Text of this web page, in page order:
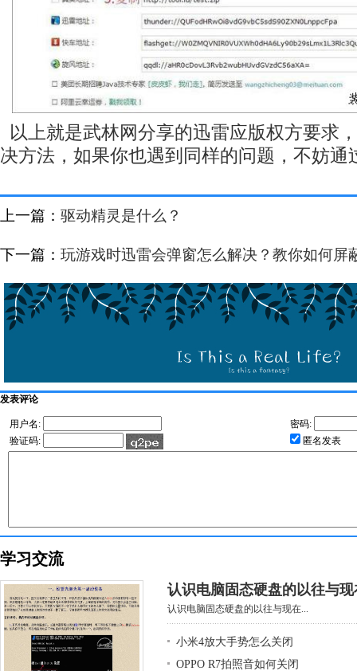
以上就是武林网分享的迅雷应版权方要求
决方法，如果你也遇到同样的问题，不妨通
上一篇： 驱动精灵是什么？
下一篇： 玩游戏时迅雷会弹窗怎么解决？教你如何屏
发表评论
用户名:
密码:
验证码:
匿名发表
学习交流
认识电脑固态硬盘的以往与现
认识电脑固态硬盘的以往与现在...
小米4放大手势怎么关闭
OPPO R7拍照音如何关闭